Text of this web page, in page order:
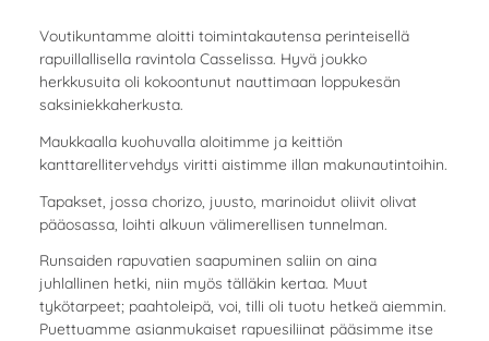
Voutikuntamme aloitti toimintakautensa perinteisellä
rapuillallisella ravintola Casselissa. Hyvä joukko
herkkusuita oli kokoontunut nauttimaan loppukesän
saksiniekkaherkusta.
Maukkaalla kuohuvalla aloitimme ja keittiön
kanttarellitervehdys viritti aistimme illan makunautintoihin.
Tapakset, jossa chorizo, juusto, marinoidut oliivit olivat
pääosassa, loihti alkuun välimerellisen tunnelman.
Runsaiden rapuvatien saapuminen saliin on aina
juhlallinen hetki, niin myös tälläkin kertaa. Muut
tykötarpeet; paahtoleipä, voi, tilli oli tuotu hetkeä aiemmin.
Puettuamme asianmukaiset rapuesiliinat pääsimme itse